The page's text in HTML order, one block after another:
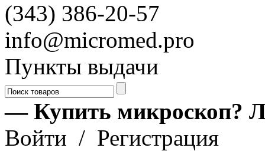
(343) 386-20-57
info@micromed.pro
Пункты выдачи
— Купить микроскоп?
Войти / Регистрация